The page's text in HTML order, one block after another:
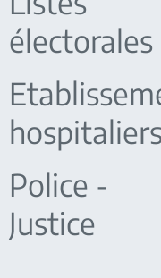
électorales
Police -
Justice